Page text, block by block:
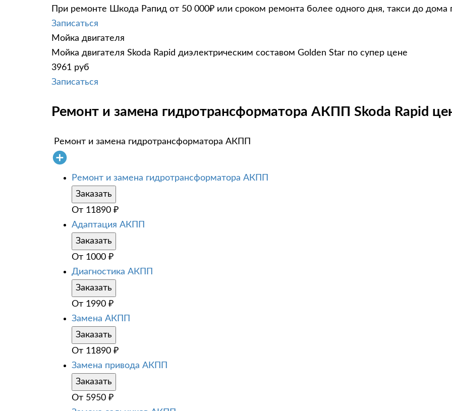
При ремонте Шкода Рапид от 50 000₽ или сроком ремонта более одного дня, такси до дома
Записаться
Мойка двигателя
Мойка двигателя Skoda Rapid диэлектрическим составом Golden Star по супер цене
3961 руб
Записаться
Ремонт и замена гидротрансформатора АКПП Skoda Rapid
Ремонт и замена гидротрансформатора АКПП
Ремонт и замена гидротрансформатора АКПП
Заказать
От 11890 ₽
Адаптация АКПП
Заказать
От 1000 ₽
Диагностика АКПП
Заказать
От 1990 ₽
Замена АКПП
Заказать
От 11890 ₽
Замена привода АКПП
Заказать
От 5950 ₽